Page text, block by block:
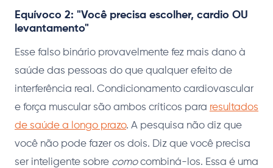
Equívoco 2: "Você precisa escolher, cardio OU
levantamento"
Esse falso binário provavelmente fez mais dano à
saúde das pessoas do que qualquer efeito de
interferência real. Condicionamento cardiovascular
e força muscular são ambos críticos para resultados
de saúde a longo prazo. A pesquisa não diz que
você não pode fazer os dois. Diz que você precisa
ser inteligente sobre comocombiná-los. Essa é uma